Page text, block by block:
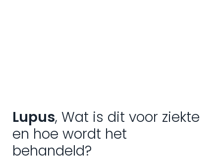
Lupus, Wat is dit voor ziekte
en hoe wordt het
behandeld?